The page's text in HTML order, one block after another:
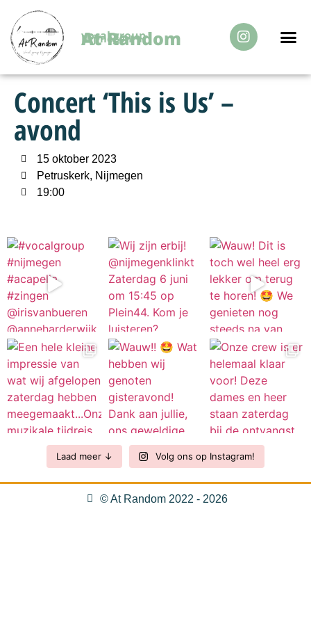
vocal group
At Random
Nijmegen
Concert ‘This is Us’ –
avond
15 oktober 2023
Petruskerk, Nijmegen
19:00
Laad meer ↓ Volg ons op Instagram!
© At Random 2022 - 2026